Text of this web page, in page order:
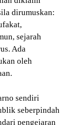
dirumuskan:
sejarah
Ada
oleh
sendiri
seberpindah
pengejaran